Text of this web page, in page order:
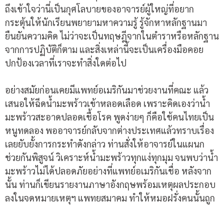
ถึงเข้าใจว่านี่เป็นกุศโลบายของอาจารย์ผู้ใหญ่ที่อยาก
กระตุ้นให้นักเรียนพยายามหาความรู้ รู้จักหาหลักฐานมา
ยืนยันความคิด ไม่ว่าจะเป็นทฤษฎีจากในตำราหรือหลักฐาน
จากการปฏิบัติก็ตาม และสิ่งเหล่านี้จะเป็นเครื่องมือคอย
ปกป้องเวลาที่เราจะทำสิ่งใดต่อไป
อย่างสมัยก่อนเคยมีแพทย์อเมริกันมาช่วยงานที่คณะ แล้ว
เสนอให้ฉีดน้ำมะพร้าวเข้าหลอดเลือด เพราะคิดเองว่าน้ำ
มะพร้าวสะอาดปลอดเชื้อโรค พูดง่ายๆ ก็คือใช้คนไทยเป็น
หนูทดลอง พออาจารย์กลับจากต่างประเทศแล้วทราบเรื่อง
เลยยับยั้งการกระทำดังกล่าว ท่านสั่งให้อาจารย์ในแผนก
ช่วยกันพิสูจน์ วิเคราะห์น้ำมะพร้าวทุกแง่ทุกมุม จนพบว่าน้ำ
มะพร้าวไม่ได้ปลอดภัยอย่างที่แพทย์อเมริกันเชื่อ หลังจาก
นั้น ท่านก็เขียนรายงานภาษาอังกฤษพร้อมเหตุผลประกอบ
ลงในจดหมายเหตุฯ แพทยสมาคม ทำให้หมอฝรั่งคนนั้นถูก